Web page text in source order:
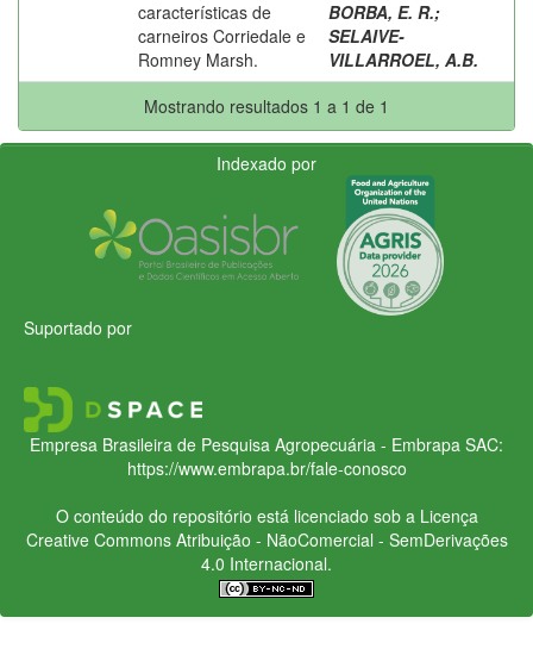
características de
carneiros Corriedale e
Romney Marsh.
BORBA, E. R.;
SELAIVE-
VILLARROEL, A.B.
Mostrando resultados 1 a 1 de 1
Indexado por
Suportado por
Empresa Brasileira de Pesquisa Agropecuária - Embrapa SAC:
https://www.embrapa.br/fale-conosco
O conteúdo do repositório está licenciado sob a Licença
Creative CommonsAtribuição - NãoComercial - SemDerivações
4.0 Internacional.